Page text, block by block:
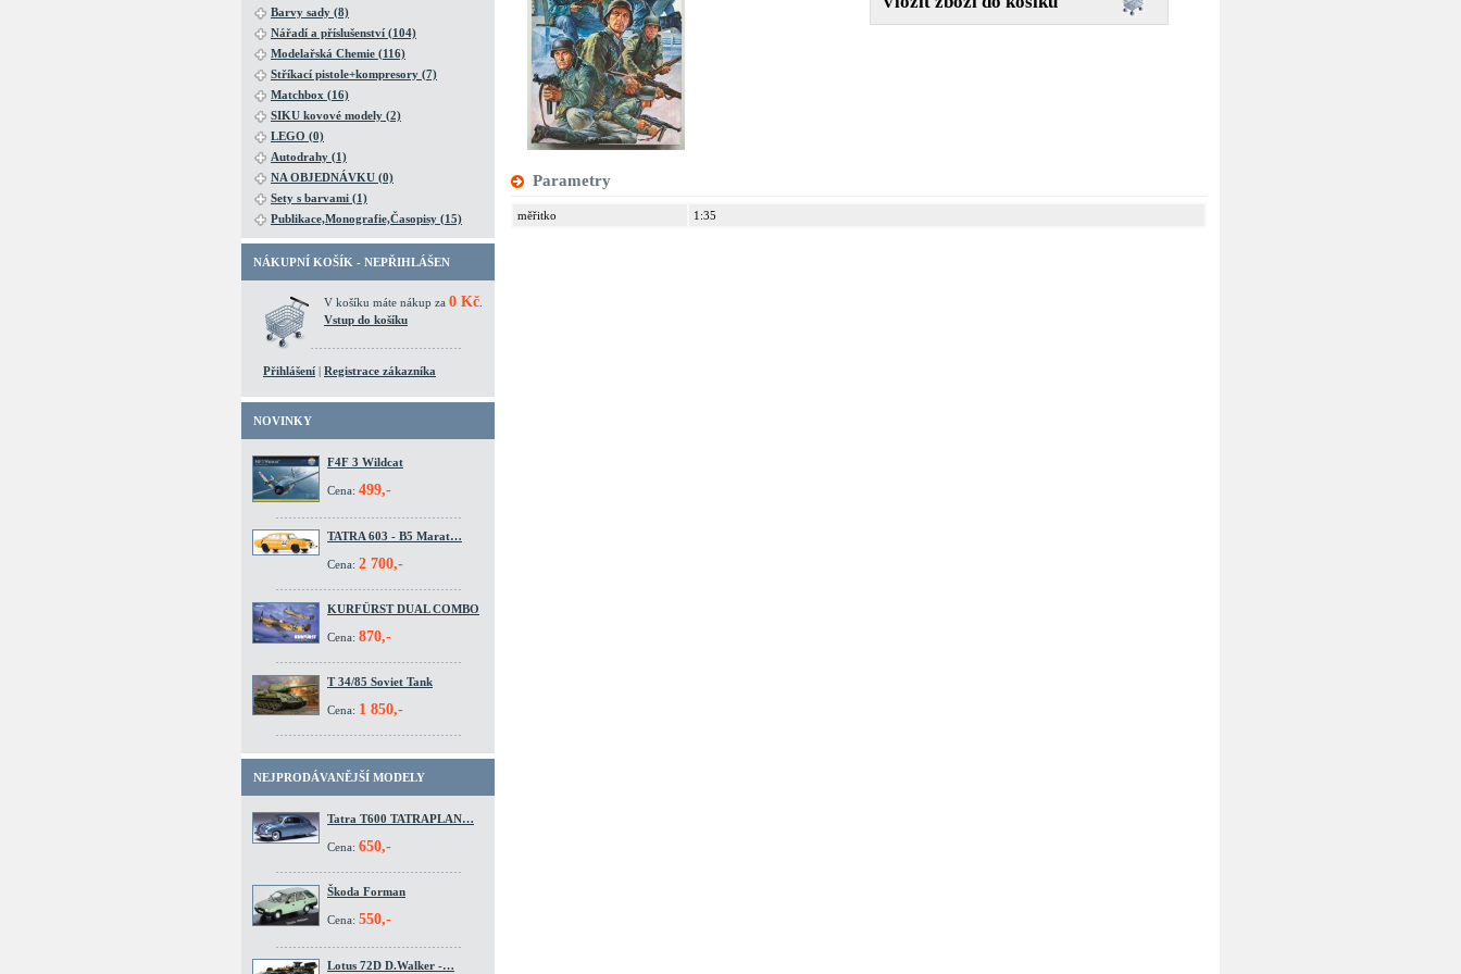
Barvy sady (8)
Nářadí a příslušenství (104)
Modelařská Chemie (116)
Stříkací pistole+kompresory (7)
Matchbox (16)
SIKU kovové modely (2)
LEGO (0)
Autodrahy (1)
NA OBJEDNÁVKU (0)
Sety s barvami (1)
Publikace,Monografie,Časopisy (15)
NÁKUPNÍ KOŠÍK - NEPŘIHLÁŠEN
V košíku máte nákup za 0 Kč
Vstup do košíku
Přihlášení | Registrace zákazníka
NOVINKY
F4F 3 Wildcat
Cena: 499,-
TATRA 603 - B5 Marat…
Cena: 2 700,-
KURFÜRST DUAL COMBO
Cena: 870,-
T 34/85 Soviet Tank
Cena: 1 850,-
NEJPRODÁVANĚJŠÍ MODELY
Tatra T600 TATRAPLAN…
Cena: 650,-
Škoda Forman
Cena: 550,-
Lotus 72D D.Walker -…
Parametry
měřitko 1:35